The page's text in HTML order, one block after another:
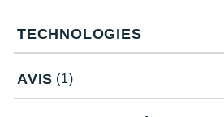
toutes circonstances.
Un designmoderneet tendance
inaperçu.
Une polyvalence bienvenue pour
TECHNOLOGIES
AVIS (1)
+ Voir toutes les marques